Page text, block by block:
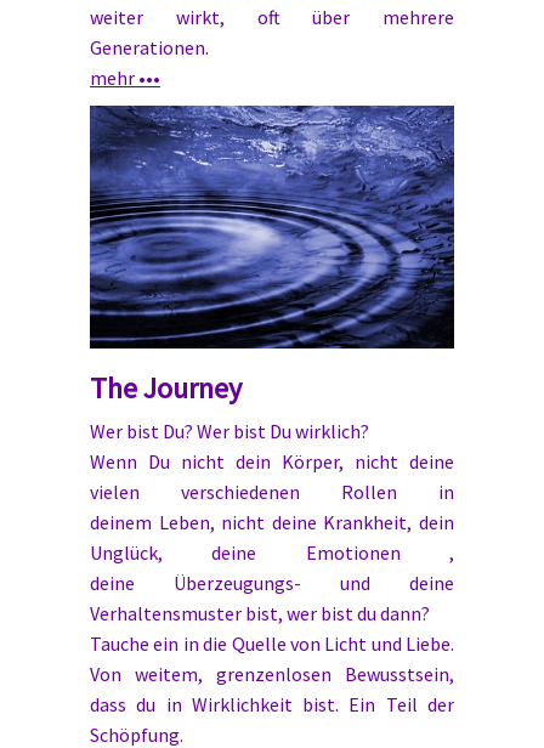
weiter wirkt, oft über mehrere
Generationen.
mehr •••
The Journey
Wer bist Du? Wer bist Du wirklich?
Wenn Du nicht dein Körper, nicht deine
vielen verschiedenen Rollen in
deinem Leben, nicht deine Krankheit, dein
Unglück, deine Emotionen ,
deine Überzeugungs- und deine
Verhaltensmuster bist, wer bist du dann?
Tauche ein in die Quelle von Licht und Liebe.
Von weitem, grenzenlosen Bewusstsein,
dass du in Wirklichkeit bist. Ein Teil der
Schöpfung.